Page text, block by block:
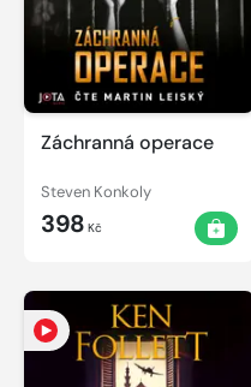
Záchranná operace
Steven Konkoly
398 Kč